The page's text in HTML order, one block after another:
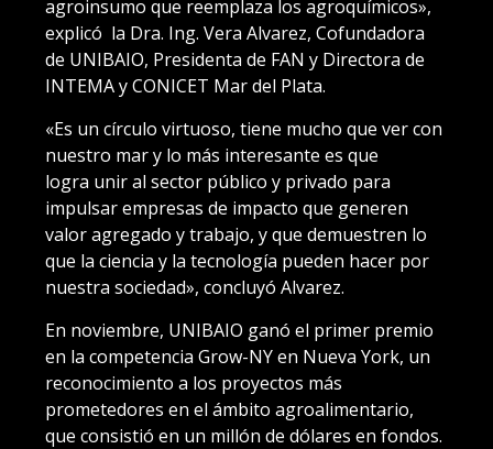
agroinsumo que reemplaza los agroquímicos»,
explicó la Dra. Ing. Vera Alvarez, Cofundadora
de UNIBAIO, Presidenta de FAN y Directora de
INTEMA y CONICET Mar del Plata.
«Es un círculo virtuoso, tiene mucho que ver con
nuestro mar y lo más interesante es que
logra unir al sector público y privado para
impulsar empresas de impacto que generen
valor agregado y trabajo, y que demuestren lo
que la ciencia y la tecnología pueden hacer por
nuestra sociedad», concluyó Alvarez.
En noviembre, UNIBAIO ganó el primer premio
en la competencia Grow-NY en Nueva York, un
reconocimiento a los proyectos más
prometedores en el ámbito agroalimentario,
que consistió en un millón de dólares en fondos.